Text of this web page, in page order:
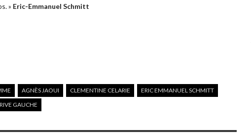
» Eric-Emmanuel Schmitt
AGNÈS JAOUI CLEMENTINE CELARIE
ERIC EMMANUEL SCHMITT
GAUCHE